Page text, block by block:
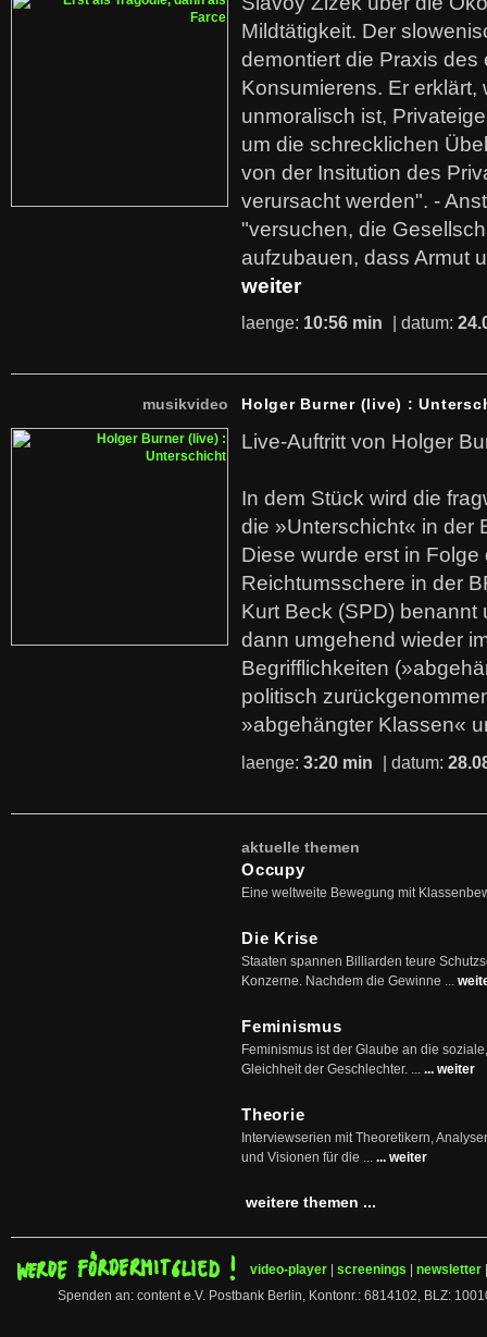
Mildtätigkeit. Der
demontiert die Praxis des
Konsumierens. Er erklärt,
unmoralisch ist,
um die schrecklichen
von der Insitution des
verursacht werden". -
"versuchen, die
aufzubauen, dass Armut
weiter
laenge: 10:56 min | datum:
musikvideo Holger Burner (live) :
Live-Auftritt von Holger
In dem Stück wird die
die »Unterschicht« in der
Diese wurde erst in
Reichtumsschere in der
Kurt Beck (SPD)
dann umgehend wieder
Begrifflichkeiten
politisch
»abgehängter Klassen«
laenge: 3:20 min | datum:
aktuelle themen
Occupy
Eine weltweite Bewegung mit
Die Krise
Staaten spannen Billiarden teure
Konzerne. Nachdem die Gewinne ...
Feminismus
Feminismus ist der Glaube an die
Gleichheit der Geschlechter. ... ... weiter
Theorie
Interviewserien mit Theoretikern,
und Visionen für die ... ... weiter
weitere themen ...
video-player screenings newsletter
Spenden an: content e.V. Postbank Berlin, Kontonr.: 6814102, BLZ: